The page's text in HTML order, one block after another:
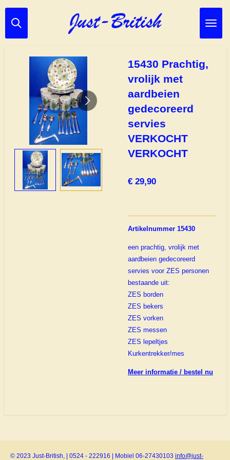
Ga
direct
hoofdinhoud
15430 Prachtig,
vrolijk met
aardbeien
gedecoreerd
servies
VERKOCHT
VERKOCHT
€ 29,90
Artikelnummer 15430
een prachtig, vrolijk met
aardbeien gedecoreerd
servies voor ZES personen
bestaande uit:
ZES borden
ZES bekers
ZES vorken
ZES messen
ZES lepeltjes
Kurkentrekker/mes
Meer informatie / bestel nu
© 2023 Just-British, | 0524 - 222916 | Mobiel 06-27430103 info@just-